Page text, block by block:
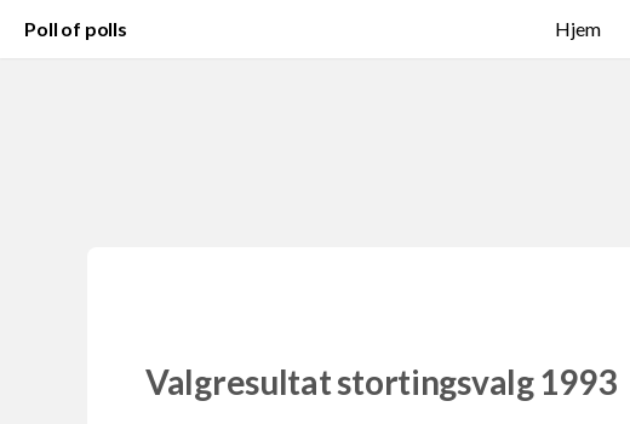
Poll of polls Hjem
Valgresultat stortingsvalg 1993